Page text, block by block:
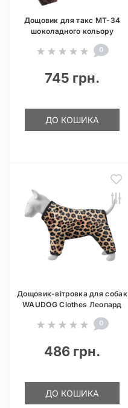
Дощовик для такс MT-34
шоколадного кольору
0
745 грн.
ДО КОШИКА
Дощовик-вітровка для собак
WAUDOG Clothes Леопард
0
486 грн.
ДО КОШИКА